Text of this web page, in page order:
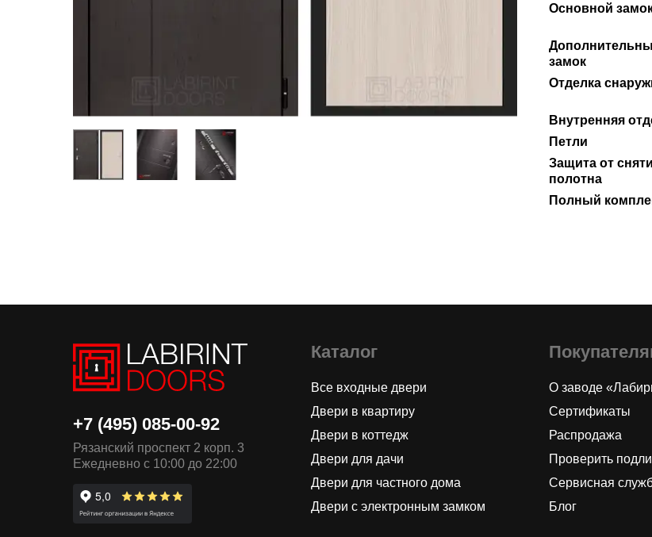
Основной
замок
Отделка
Внутренняя
Петли
Защита от
полотна
Полный
+7 (495) 085-00-92
Рязанский проспект 2 корп. 3
Ежедневно с 10:00 до 22:00
Каталог
Все входные двери
Двери в квартиру
Двери в коттедж
Двери для дачи
Двери для частного дома
Двери с электронным замком
О заводе
Сертификаты
Распродажа
Проверить
Сервисная
Блог